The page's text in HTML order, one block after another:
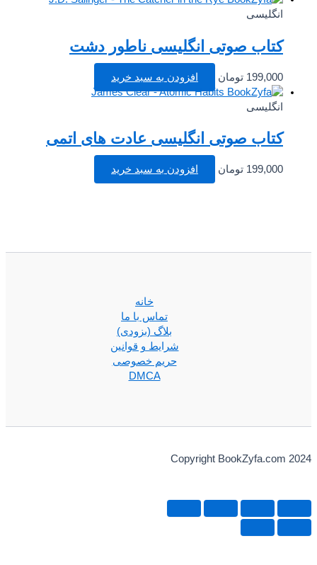
انگلیسی
کتاب صوتی انگلیسی ناطور دشت
199,000 تومان افزودن به سبد خرید
انگلیسی
کتاب صوتی انگلیسی عادت های اتمی
199,000 تومان افزودن به سبد خرید
تماس با ما
بلاگ (بزودی)
شرایط و قوانین
حریم خصوصی
DMCA
Copyright BookZyfa.com